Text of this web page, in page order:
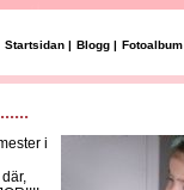
Startsidan | Blogg | Fotoalbum
i